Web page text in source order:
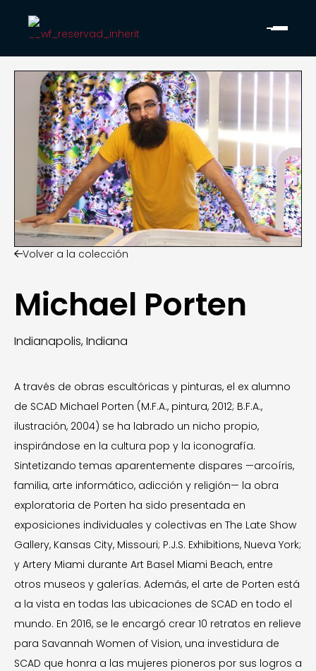
Volver a la colección
Michael Porten
Indianapolis, Indiana
A través de obras escultóricas y pinturas, el ex alumno
de SCAD Michael Porten (M.F.A., pintura, 2012; B.F.A.,
ilustración, 2004) se ha labrado un nicho propio,
inspirándose en la cultura pop y la iconografía.
Sintetizando temas aparentemente dispares —arcoíris,
familia, arte informático, adicción y religión— la obra
exploratoria de Porten ha sido presentada en
exposiciones individuales y colectivas en The Late Show
Gallery, Kansas City, Missouri; P.J.S. Exhibitions, Nueva York;
y Artery Miami durante Art Basel Miami Beach, entre
otros museos y galerías. Además, el arte de Porten está
a la vista en todas las ubicaciones de SCAD en todo el
mundo. En 2016, se le encargó crear 10 retratos en relieve
para Savannah Women of Vision, una investidura de
SCAD que honra a las mujeres pioneros por sus logros a